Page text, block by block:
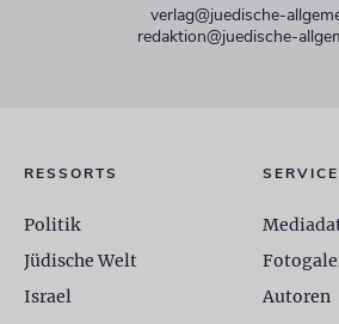
verlag@juedische-
redaktion@juedische-
RESSORTS
Politik
Jüdische Welt
Israel
SERVICE
Autoren